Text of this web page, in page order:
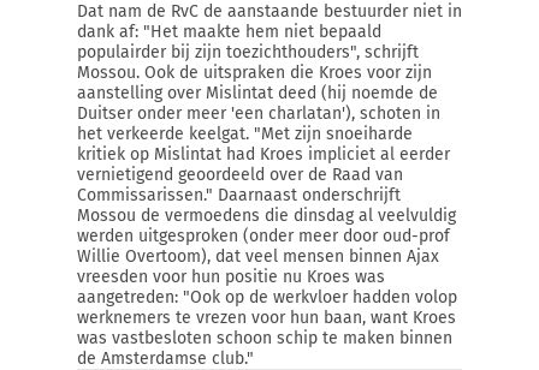
Dat nam de RvC de aanstaande bestuurder niet in
dank af: "Het maakte hem niet bepaald
populairder bij zijn toezichthouders", schrijft
Mossou. Ook de uitspraken die Kroes voor zijn
aanstelling over Mislintat deed (hij noemde de
Duitser onder meer 'een charlatan'), schoten in
het verkeerde keelgat. "Met zijn snoeiharde
kritiek op Mislintat had Kroes impliciet al eerder
vernietigend geoordeeld over de Raad van
Commissarissen." Daarnaast onderschrijft
Mossou de vermoedens die dinsdag al veelvuldig
werden uitgesproken (onder meer door oud-prof
Willie Overtoom), dat veel mensen binnen Ajax
vreesden voor hun positie nu Kroes was
aangetreden: "Ook op de werkvloer hadden volop
werknemers te vrezen voor hun baan, want Kroes
was vastbesloten schoon schip te maken binnen
de Amsterdamse club."